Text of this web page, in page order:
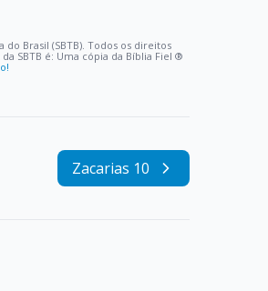
Brasil (SBTB). Todos os direitos
da SBTB é: Uma cópia da Bíblia Fiel ®️
Zacarias 10